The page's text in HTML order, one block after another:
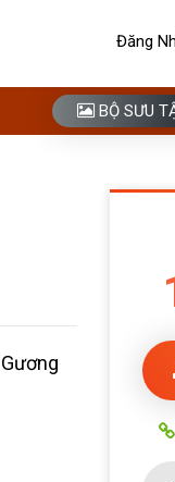
Đăng
BỘ SƯU